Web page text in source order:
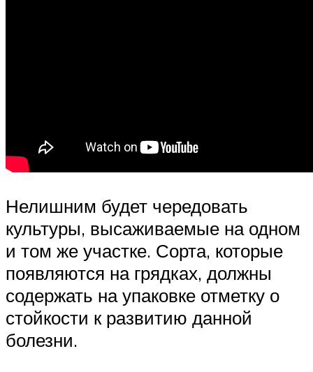
Нелишним будет чередовать
культуры, высаживаемые на одном
и том же участке. Сорта, которые
появляются на грядках, должны
содержать на упаковке отметку о
стойкости к развитию данной
болезни.